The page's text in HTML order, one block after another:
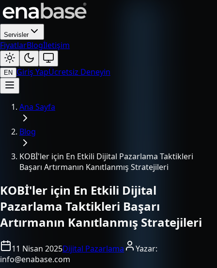
Servisler
FiyatlarBlogİletişim
EN Giriş YapÜcretsiz Deneyin
Ana Sayfa
Blog
KOBİ'ler için En Etkili Dijital Pazarlama Taktikleri
Başarı Artırmanın Kanıtlanmış Stratejileri
KOBİ'ler için En Etkili Dijital
Pazarlama Taktikleri Başarı
Artırmanın Kanıtlanmış Stratejileri
11 Nisan 2025Dijital Pazarlama
Yazar:
info@enabase.com